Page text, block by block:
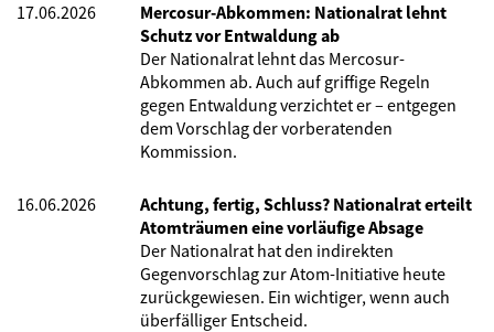
17.06.2026
Mercosur-Abkommen: Nationalrat lehnt
Schutz vor Entwaldung ab
Der Nationalrat lehnt das Mercosur-
Abkommen ab. Auch auf griffige Regeln
gegen Entwaldung verzichtet er – entgegen
dem Vorschlag der vorberatenden
Kommission.
16.06.2026
Achtung, fertig, Schluss? Nationalrat erteilt
Atomträumen eine vorläufige Absage
Der Nationalrat hat den indirekten
Gegenvorschlag zur Atom-Initiative heute
zurückgewiesen. Ein wichtiger, wenn auch
überfälliger Entscheid.